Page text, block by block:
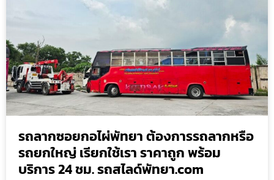
รถลากซอยกอไผ่พัทยา ต้องการรถลากหรือ
รถยกใหญ่ เรียกใช้เรา ราคาถูก พร้อม
บริการ 24 ชม. รถสไลด์พัทยา.com